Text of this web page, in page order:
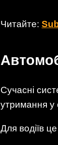
Читайте:
Сучасні
утримання у
Для водіїв